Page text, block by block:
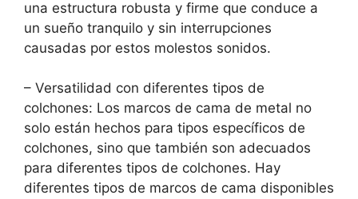
una estructura robusta y firme que conduce a
un sueño tranquilo y sin interrupciones
causadas por estos molestos sonidos.
– Versatilidad con diferentes tipos de
colchones: Los marcos de cama de metal no
solo están hechos para tipos específicos de
colchones, sino que también son adecuados
para diferentes tipos de colchones. Hay
diferentes tipos de marcos de cama disponibles